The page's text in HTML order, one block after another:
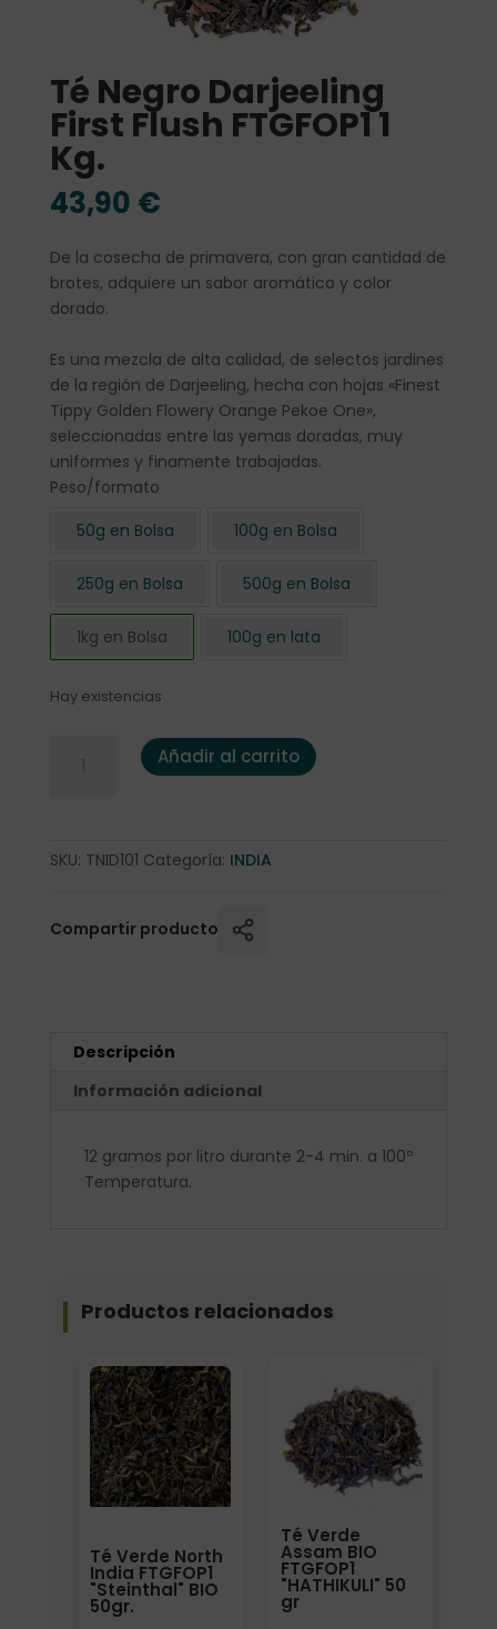
Té Negro Darjeeling
First Flush FTGFOP1 1
Kg.
43,90 €
De la cosecha de primavera, con gran cantidad de
brotes, adquiere un sabor aromático y color
dorado.
Es una mezcla de alta calidad, de selectos jardines
de la región de Darjeeling, hecha con hojas «Finest
Tippy Golden Flowery Orange Pekoe One»,
seleccionadas entre las yemas doradas, muy
uniformes y finamente trabajadas.
Peso/formato
50g en Bolsa
100g en Bolsa
250g en Bolsa 500g en Bolsa
1kg en Bolsa 100g en lata
Hay existencias
Té Negro Darjeeling First Flush FTGFOP1 1 Kg. cantidad
Añadir al carrito
SKU: TNID101 Categoría: INDIA
Compartir producto
Descripción
Información adicional
12 gramos por litro durante 2-4 min. a 100º
Temperatura.
Productos relacionados
Té Verde North
India FTGFOP1
"Steinthal" BIO
50gr.
Formato
Té Verde
Assam BIO
FTGFOP1
"HATHIKULI" 50
gr